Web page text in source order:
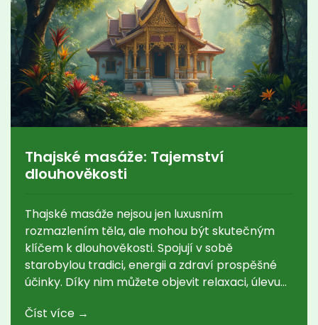
Thajské masáže: Tajemství
dlouhověkosti
Thajské masáže nejsou jen luxusním
rozmazlením těla, ale mohou být skutečným
klíčem k dlouhověkosti. Spojují v sobě
starobylou tradici, energii a zdraví prospěšné
účinky. Díky nim můžete objevit relaxaci, úlevu
tajemství, která se skrývá za těmito prastarými
Číst více →